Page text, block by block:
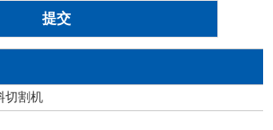
切割机